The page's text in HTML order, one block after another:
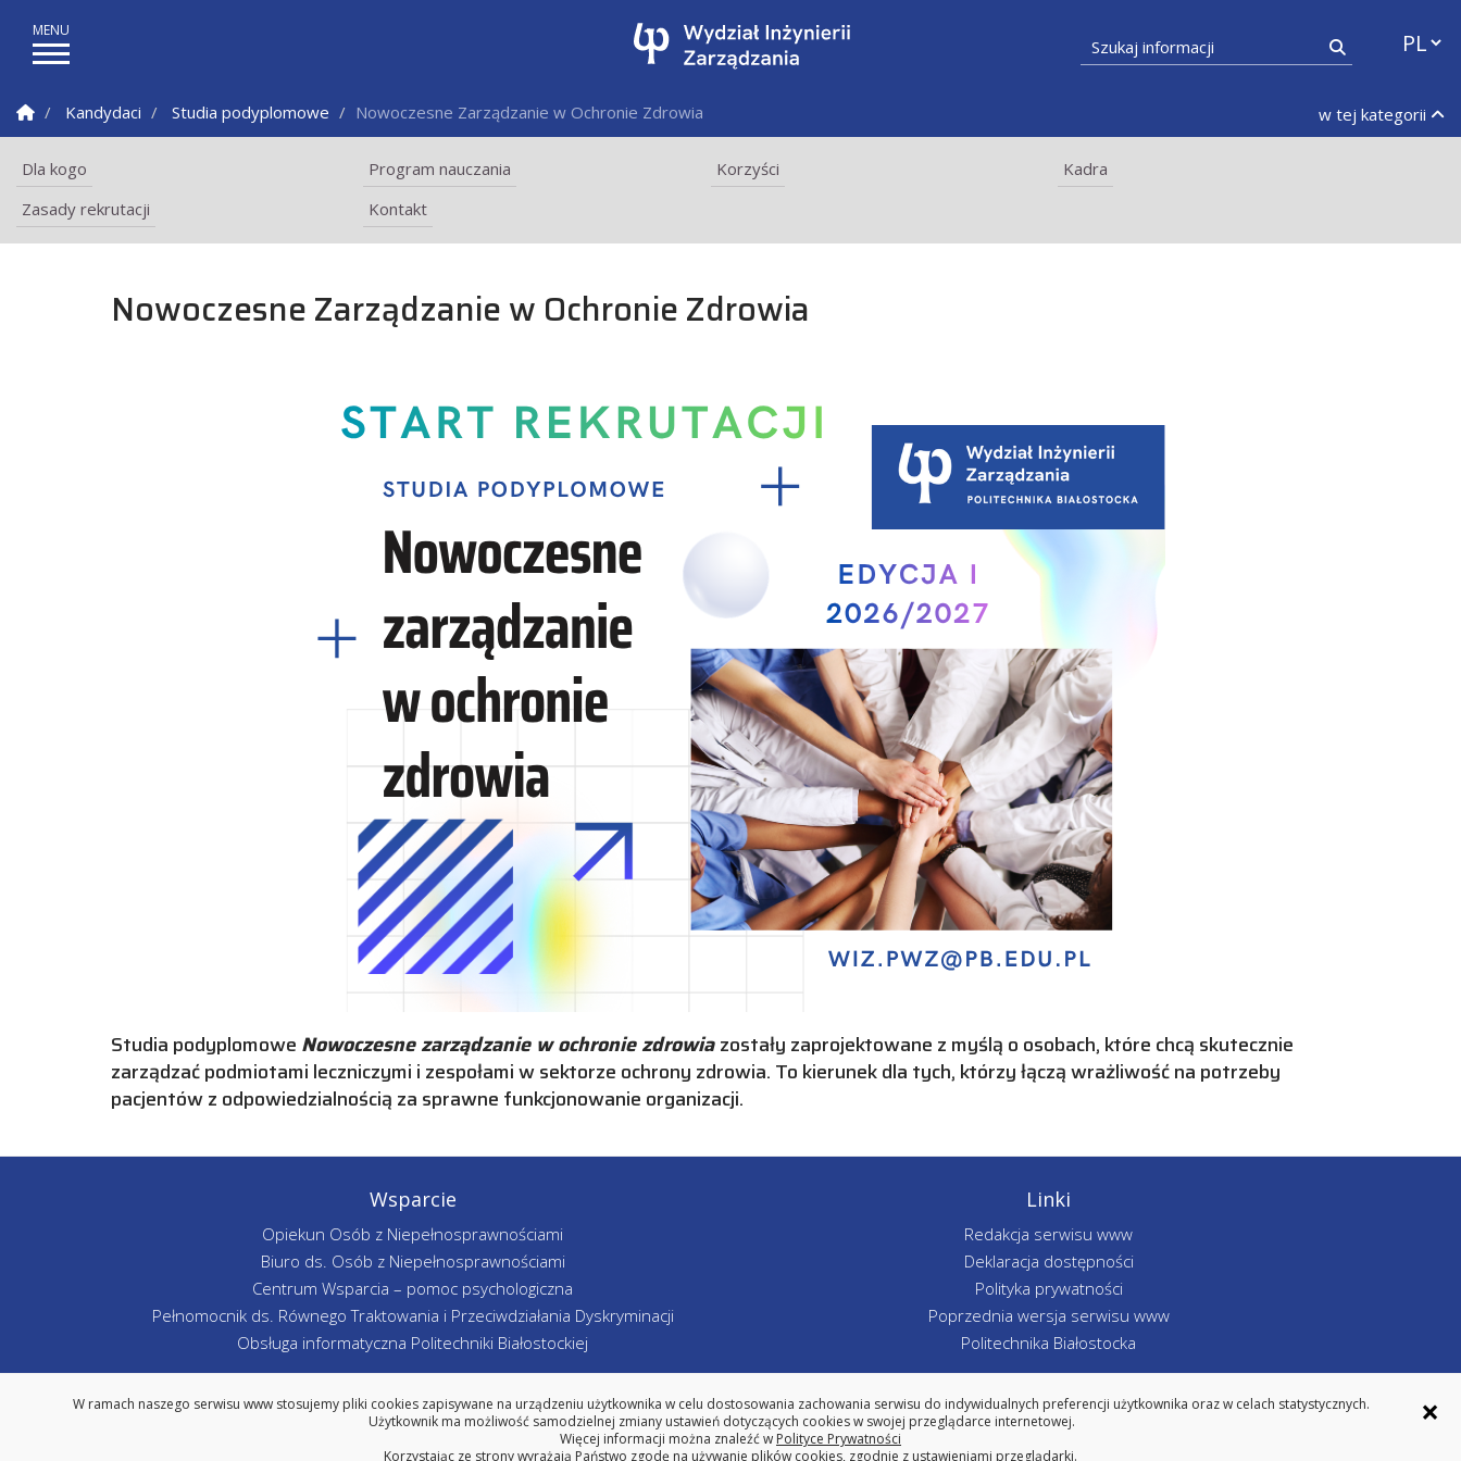
Szukaj informacji
Strona Główna
Kandydaci Studia podyplomowe Nowoczesne Zarządzanie w Ochronie Zdrowia w tej kategorii
Dla kogo Program nauczania Korzyści
Kadra
Zasady rekrutacji
Kontakt
Nowoczesne Zarządzanie w Ochronie Zdrowia
Studia podyplomowe Nowoczesne zarządzanie w ochronie zdrowiazostały zaprojektowane z myślą o osobach, które chcą skutecznie
zarządzać podmiotami leczniczymi i zespołami w sektorze ochrony zdrowia. To kierunek dla tych, którzy łączą wrażliwość na potrzeby
pacjentów z odpowiedzialnością za sprawne funkcjonowanie organizacji.
Wsparcie
Opiekun Osób z Niepełnosprawnościami
Biuro ds. Osób z Niepełnosprawnościami
Centrum Wsparcia – pomoc psychologiczna
Pełnomocnik ds. Równego Traktowania i Przeciwdziałania Dyskryminacji
Obsługa informatyczna Politechniki Białostockiej
Linki
Redakcja serwisu www
Deklaracja dostępności
Polityka prywatności
Poprzednia wersja serwisu www
Politechnika Białostocka
WYDZIAŁ INŻYNIERII ZARZĄDZANIA
POLITECHNIKA BIAŁOSTOCKA
×
W ramach naszego serwisu www stosujemy pliki cookies zapisywane na urządzeniu użytkownika w celu dostosowania zachowania serwisu do indywidualnych preferencji użytkownika oraz w celach statystycznych.
Użytkownik ma możliwość samodzielnej zmiany ustawień dotyczących cookies w swojej przeglądarce internetowej.
Więcej informacji można znaleźć w Polityce Prywatności
Korzystając ze strony wyrażają Państwo zgodę na używanie plików cookies, zgodnie z ustawieniami przeglądarki.